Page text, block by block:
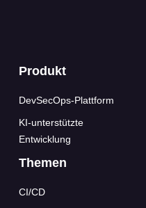
Produkt
DevSecOps-Plattform
KI-unterstützte
Entwicklung
Themen
CI/CD